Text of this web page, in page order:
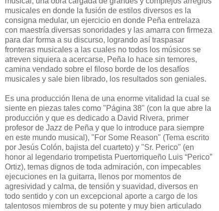
musicales en donde la fusión de estilos diversos es la
consigna medular, un ejercicio en donde Peña entrelaza
con maestría diversas sonoridades y las amarra con firmeza
para dar forma a su discurso, logrando así traspasar
fronteras musicales a las cuales no todos los músicos se
atreven siquiera a acercarse, Peña lo hace sin temores,
camina vendado sobre el filoso borde de los desafíos
musicales y sale bien librado, los resultados son geniales.
Es una producción llena de una enorme vitalidad la cual se
siente en piezas tales como "Página 38" (con la que abre la
producción y que es dedicado a David Rivera, primer
profesor de Jazz de Peña y que lo introduce para siempre
en este mundo musical), "For Some Reason" (Tema escrito
por Jesús Colón, bajista del cuarteto) y "Sr. Perico" (en
honor al legendario trompetista Puertorriqueño Luis “Perico”
Ortiz), temas dignos de toda admiración, con impecables
ejecuciones en la guitarra, llenos por momentos de
agresividad y calma, de tensión y suavidad, diversos en
todo sentido y con un excepcional aporte a cargo de los
talentosos miembros de su potente y muy bien articulado